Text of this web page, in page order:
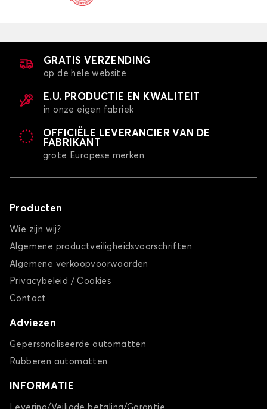
GRATIS VERZENDING
op de hele website
E.U. PRODUCTIE EN KWALITEIT
in onze eigen fabriek
OFFICIËLE LEVERANCIER VAN DE
FABRIKANT
grote Europese merken
Producten
Wie zijn wij?
Algemene productveiligheidsvoorschriften
Algemene verkoopvoorwaarden
Privacybeleid / Cookies
Contact
Adviezen
Gepersonaliseerde automatten
Rubberen automatten
INFORMATIE